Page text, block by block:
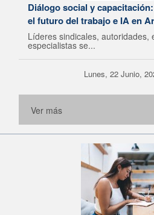
Diálogo social y
el futuro del trabajo e IA en
Líderes sindicales, autoridades,
especialistas se...
Lunes, 22 Junio,
Ver más